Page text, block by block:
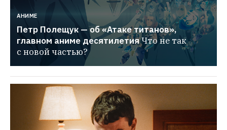
АНИМЕ
Петр Полещук — об «Атаке титанов»,
главном аниме десятилетияЧто не так
с новой частью?